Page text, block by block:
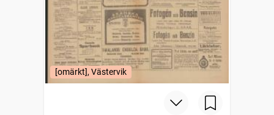
[omärkt], Västervik